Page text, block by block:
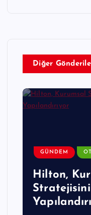
Diğer
GÜNDEM
Hilton,